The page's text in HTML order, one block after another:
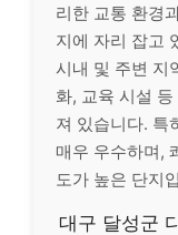
리한 교통 환경
지에 자리 잡고
시내 및 주변 지
화, 교육 시설
져 있습니다. 특
매우 우수하며,
도가 높은 단지
대구 달성군